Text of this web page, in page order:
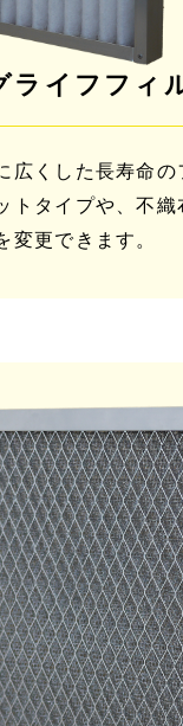
ライフフィ
広くした長寿命
トタイプや、不織
変更できます。